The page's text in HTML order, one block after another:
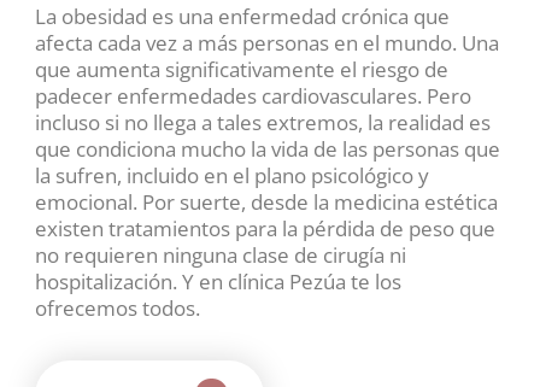
La obesidad es una enfermedad crónica que
afecta cada vez a más personas en el mundo. Una
que aumenta significativamente el riesgo de
padecer enfermedades cardiovasculares. Pero
incluso si no llega a tales extremos, la realidad es
que condiciona mucho la vida de las personas que
la sufren, incluido en el plano psicológico y
emocional. Por suerte, desde la medicina estética
existen tratamientos para la pérdida de peso que
no requieren ninguna clase de cirugía ni
hospitalización. Y en clínica Pezúa te los
ofrecemos todos.